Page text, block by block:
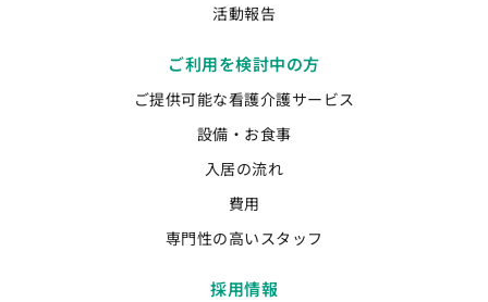
活動報告
ご利用を検討中の方
ご提供可能な看護介護サービス
設備・お食事
入居の流れ
費用
専門性の高いスタッフ
採用情報